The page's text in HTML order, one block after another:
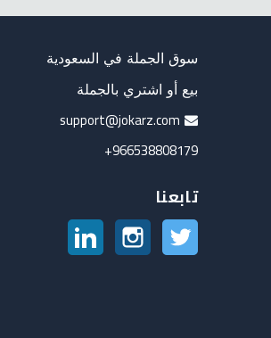
سوق الجملة في السعودية
بيع أو اشتري بالجملة
support@jokarz.com
966538808179+
تابعنا
تويتر انستغرام